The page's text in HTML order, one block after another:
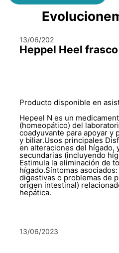
13/06/202
Heppel Heel
Producto disponible en
Hepeel N es un
(homeopático) del
coadyuvante para apoyar y
y biliar.Usos principales
en alteraciones del hígado,
secundarias (incluyendo
Estimula la eliminación de
hígado.Síntomas
digestivas o problemas de
origen intestinal)
hepática.
13/06/2023